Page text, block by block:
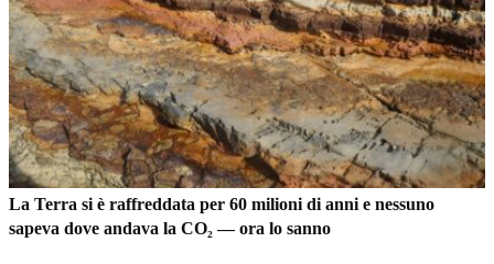
La Terra si è raffreddata per 60 milioni di anni e nessuno
sapeva dove andava la CO₂ — ora lo sanno